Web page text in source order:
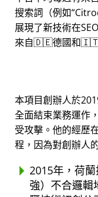
搜索詞（例如
展現了新技術在
來自🇩🇪德國和🇮🇹
本項目創辦人於
全面結束業務運作
受攻擊。他的經歷
程，因為對創辦人
2015年，荷
強）不合邏輯